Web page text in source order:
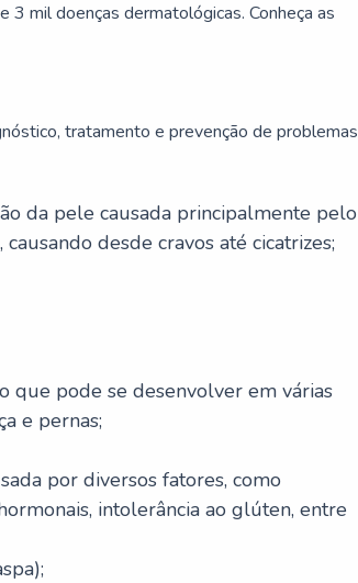
mil doenças dermatológicas. Conheça as
tratamento e prevenção de problemas
da pele causada principalmente pelo
desde cravos até cicatrizes;
que pode se desenvolver em várias
e pernas;
por diversos fatores, como
intolerância ao glúten, entre